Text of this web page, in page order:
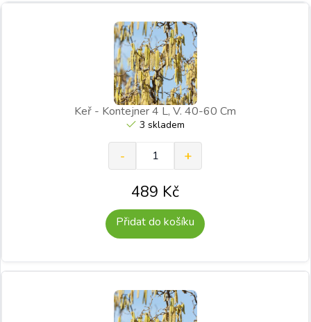
Keř - Kontejner 4 L, V. 40-60 Cm
3 skladem
489 Kč
Přidat do košíku